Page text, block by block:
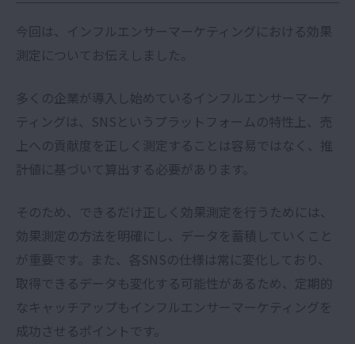
今回は、インフルエンサーマーケティングにおける効果
測定についてお伝えしました。
多くの企業が導入し始めているインフルエンサーマーケ
ティングは、 SNSというプラットフォームの特性上、売
上への貢献度を正しく測定することは容易ではなく、推
計値に基づいて算出する必要があります。
そのため、できるだけ正しく効果測定を行うためには、
効果測定の方法を明確にし、データを蓄積していくこと
が重要です。また、各SNSの仕様は常に変化しており、
取得できるデータも変化する可能性があるため、定期的
なキャッチアップもインフルエンサーマーケティングを
成功させるポイントです。